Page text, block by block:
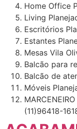
Home Office
Living
Escritórios
Estantes
Mesas Vila
Balcão para
Balcão de
Móveis
(11)96418-